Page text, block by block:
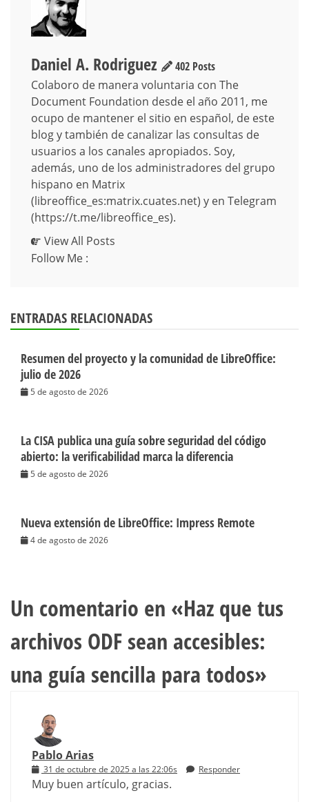
Daniel A. Rodriguez
402 Posts
Colaboro de manera voluntaria con The
Document Foundation desde el año 2011, me
ocupo de mantener el sitio en español, de este
blog y también de canalizar las consultas de
usuarios a los canales apropiados. Soy,
además, uno de los administradores del grupo
hispano en Matrix
(libreoffice_es:matrix.cuates.net) y en Telegram
(https://t.me/libreoffice_es).
View All Posts
Follow Me :
ENTRADAS RELACIONADAS
Resumen del proyecto y la comunidad de LibreOffice:
julio de 2026
5 de agosto de 2026
La CISA publica una guía sobre seguridad del código
abierto: la verificabilidad marca la diferencia
5 de agosto de 2026
Nueva extensión de LibreOffice: Impress Remote
4 de agosto de 2026
Un comentario en «Haz que tus
archivos ODF sean accesibles:
una guía sencilla para todos»
Pablo Arias
31 de octubre de 2025 a las 22:06s Responder
Muy buen artículo, gracias.